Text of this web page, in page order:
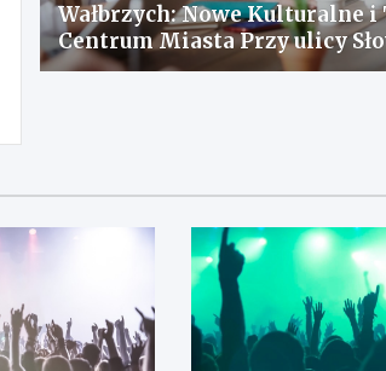
Wałbrzych: Nowe Kulturalne
Centrum Miasta Przy ulicy